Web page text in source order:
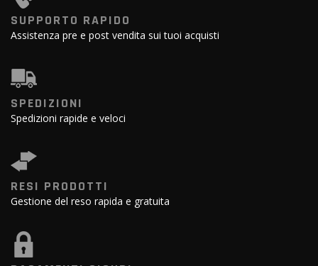
SUPPORTO RAPIDO
Assistenza pre e post vendita sui tuoi acquisti
SPEDIZIONI
Spedizioni rapide e veloci
RESI PRODOTTI
Gestione del reso rapida e gratuita